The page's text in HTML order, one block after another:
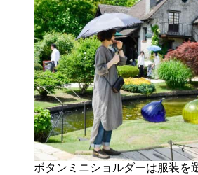
ボタンミニショルダーは服装を